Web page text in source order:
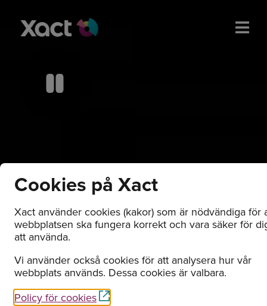
Cookies på Xact
Xact använder cookies (kakor) som är nödvändiga för
webbplatsen ska fungera korrekt och vara säker för
att använda.
Vi använder också cookies för att analysera hur vår
webbplats används. Dessa cookies är valbara.
Policy för cookies